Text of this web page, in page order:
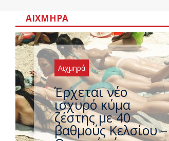
ΑΙΧΜΗΡΆ
Αιχμηρά
Άφαντος ο
Τσίπρας… την ώρα
που η χώρα
καίγεται